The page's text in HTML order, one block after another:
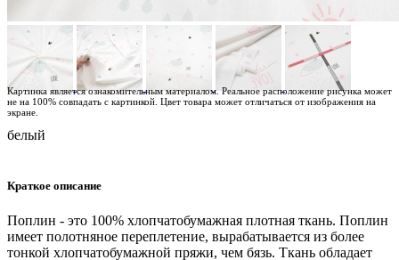
Картинка является ознакомительным материалом. Реальное расположение рисунка может
не на 100% совпадать с картинкой. Цвет товара может отличаться от изображения на
экране.
белый
Краткое описание
Поплин - это 100% хлопчатобумажная плотная ткань. Поплин
имеет полотняное переплетение, вырабатывается из более
тонкой хлопчатобумажной пряжи, чем бязь. Ткань обладает